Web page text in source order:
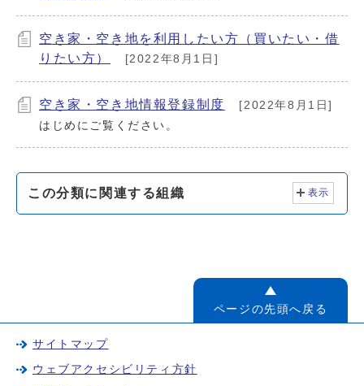
空き家・空き地を利用したい方（買いたい・借
りたい方）
[2022年8月1日]
空き家・空き地情報登録制度
[2022年8月1日]
はじめにご覧ください。
この分類に関連する組織 表示
ページの先頭へ戻る
サイトマップ
ウェブアクセシビリティ方針